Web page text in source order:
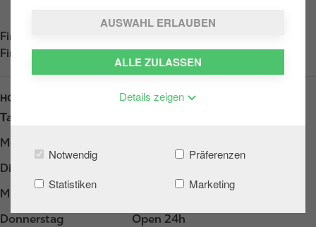
AUSWAHL ERLAUBEN
ALLE ZULASSEN
Details zeigen
Notwendig
Präferenzen
Statistiken
Marketing
Find us on
Find us onGoogle Play
HOURS
Tag
Montag
Dienstag
Mittwoch
Donnerstag
Open 24h